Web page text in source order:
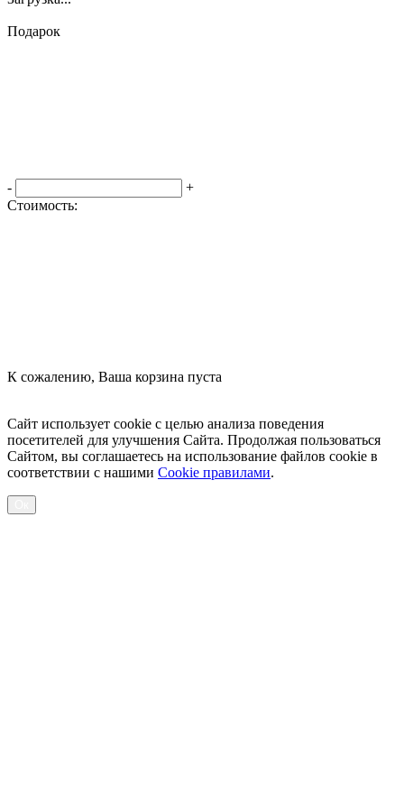
Подарок
-
+
Стоимость:
К сожалению, Ваша корзина пуста
Сайт использует cookie с целью анализа поведения
посетителей для улучшения Сайта. Продолжая пользоваться
Сайтом, вы соглашаетесь на использование файлов cookie в
соответствии с нашими Cookiе правилами.